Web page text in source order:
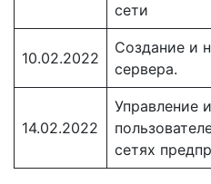
сети
10.02.2022
Создание и
сервера.
14.02.2022
Управление
сетях